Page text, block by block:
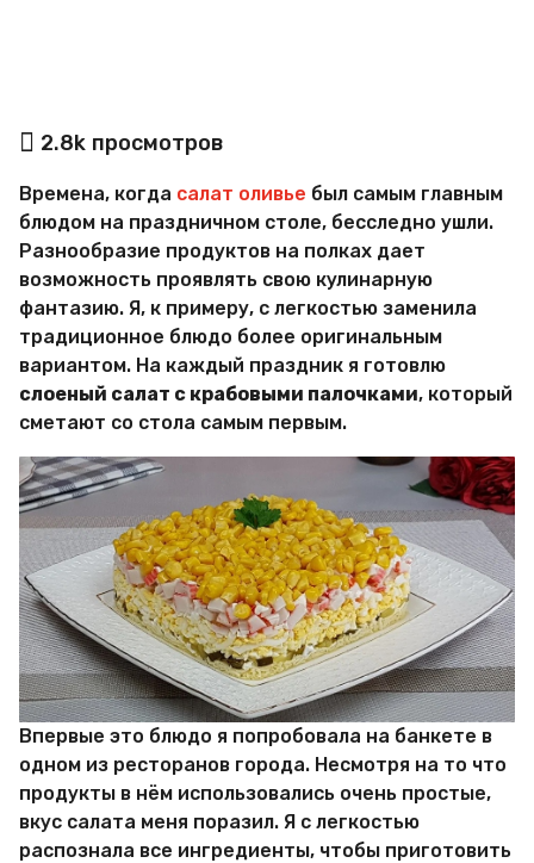
а
в
о
р
А
л
е
к
с
а
н
д
р
Б
е
р
з
а
2.8k просмотров
Времена, когда салат оливье был самым главным
блюдом на праздничном столе, бесследно ушли.
Разнообразие продуктов на полках дает
возможность проявлять свою кулинарную
фантазию. Я, к примеру, с легкостью заменила
традиционное блюдо более оригинальным
вариантом. На каждый праздник я готовлю
слоеный салат с крабовыми палочками, который
сметают со стола самым первым.
Впервые это блюдо я попробовала на банкете в
одном из ресторанов города. Несмотря на то что
продукты в нём использовались очень простые,
вкус салата меня поразил. Я с легкостью
распознала все ингредиенты, чтобы приготовить